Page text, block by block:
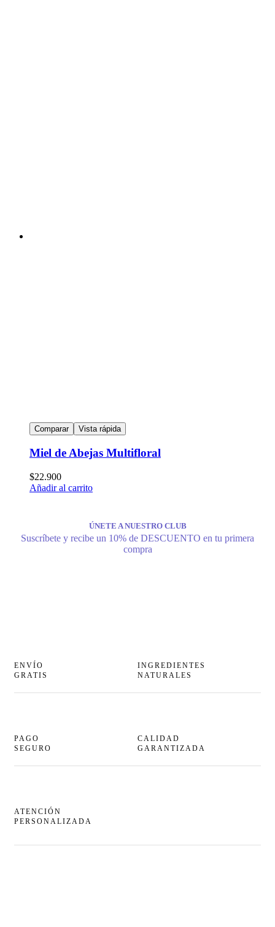
Comparar Vista rápida
Miel de Abejas Multifloral
$22.900
Añadir al carrito
ÚNETE A NUESTRO CLUB
Suscríbete y recibe un 10% de DESCUENTO en tu primera
compra
ENVÍO
GRATIS
INGREDIENTES
NATURALES
PAGO
SEGURO
CALIDAD
GARANTIZADA
ATENCIÓN
PERSONALIZADA